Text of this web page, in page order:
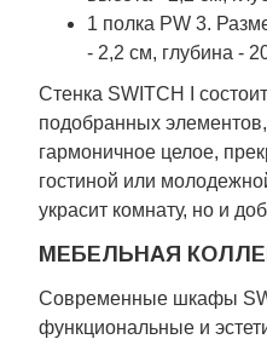
1 полка PW 3.
- 2,2 см, глубина -
Стенка SWITCH I
подобранных
гармоничное целое,
гостиной или
украсит комнату, но и
МЕБЕЛЬНАЯ
Современные шкафы
функциональные и